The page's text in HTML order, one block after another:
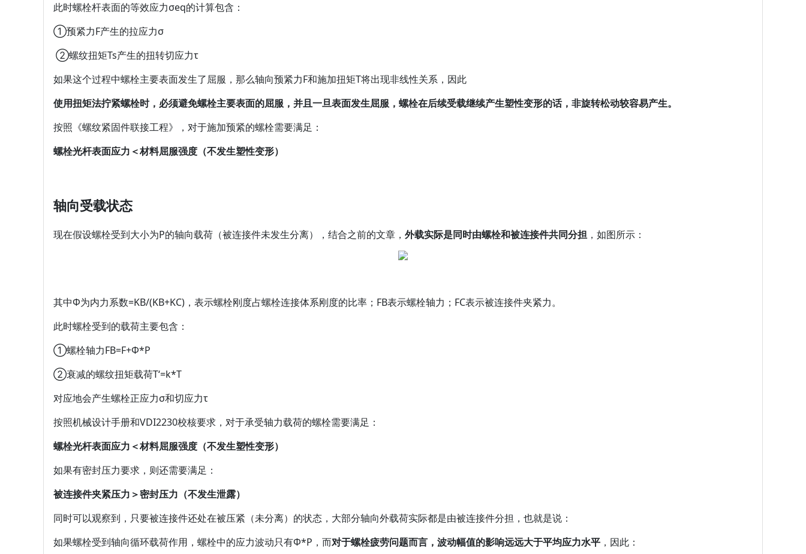
此时螺栓杆表面的等效应力σeq的计算包含：
①预紧力F产生的拉应力σ
②螺纹扭矩Ts产生的扭转切应力τ
如果这个过程中螺栓主要表面发生了屈服，那么轴向预紧力F和施加扭矩T将出现非线性关系，因此
使用扭矩法拧紧螺栓时，必须避免螺栓主要表面的屈服，并且一旦表面发生屈服，螺栓在后续受载继续产生塑性变形的话，非旋转松动较容易产生。
按照《螺纹紧固件联接工程》，对于施加预紧的螺栓需要满足：
螺栓光杆表面应力＜材料屈服强度（不发生塑性变形）
轴向受载状态
现在假设螺栓受到大小为P的轴向载荷（被连接件未发生分离），结合之前的文章， 外载实际是同时由螺栓和被连接件共同分担 ，如图所示：
其中Φ为内力系数=KB/(KB+KC)，表示螺栓刚度占螺栓连接体系刚度的比率；FB表示螺栓轴力；FC表示被连接件夹紧力。
此时螺栓受到的载荷主要包含：
①螺栓轴力FB=F+Φ*P
②衰减的螺纹扭矩载荷T‘=k*T
对应地会产生螺栓正应力σ和切应力τ
按照机械设计手册和VDI2230校核要求，对于承受轴力载荷的螺栓需要满足：
螺栓光杆表面应力＜材料屈服强度（不发生塑性变形）
如果有密封压力要求，则还需要满足：
被连接件夹紧压力＞密封压力（不发生泄露）
同时可以观察到，只要被连接件还处在被压紧（未分离）的状态，大部分轴向外载荷实际都是由被连接件分担，也就是说：
如果螺栓受到轴向循环载荷作用，螺栓中的应力波动只有Φ*P，而对于螺栓疲劳问题而言，波动幅值的影响远远大于平均应力水平 ，因此：